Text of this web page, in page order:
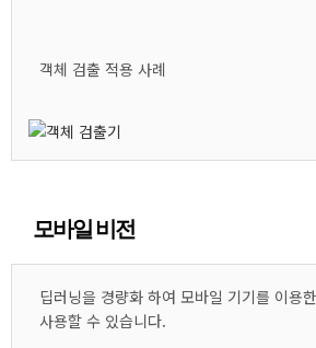
객체 검출 적용 사례
모바일 비전
딥러닝을 경량화 하여 모바일 기기를 이용
사용할 수 있습니다.